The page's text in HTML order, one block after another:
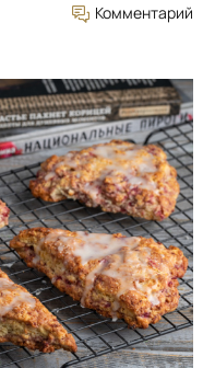
Комментарий